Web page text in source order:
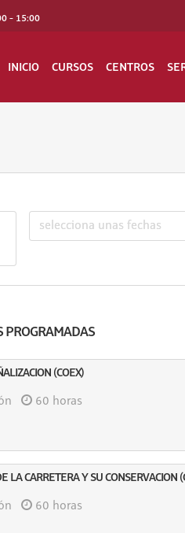
- 15:00
INICIO CURSOS CENTROS
PROGRAMADAS
(COEX)
60 horas
LA CARRETERA Y SU CONSERVACION
60 horas